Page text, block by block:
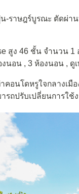
-ราษฎร์บูรณะ ตัดผ่า
สูง 46 ชั้น จำนวน
นอน , 3 ห้องนอน ,
อนโดหรูใจกลางเมื
ถปรับเปลี่ยนการใช้